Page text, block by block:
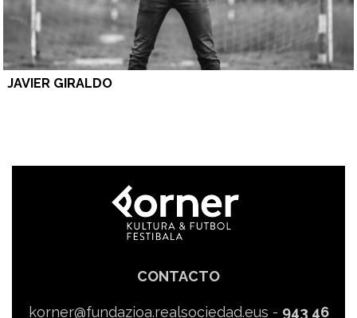
JAVIER GIRALDO
CONTACTO
korner@fundazioa.realsociedad.eus - 943 46